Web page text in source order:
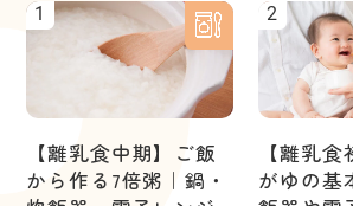
1
【離乳食中期】ご飯
から作る7倍粥｜鍋・
2
【離乳
がゆの基